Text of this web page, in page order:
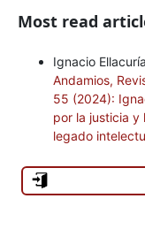
Most read
Ignacio
Andamios,
55 (2024):
por la justicia y
legado